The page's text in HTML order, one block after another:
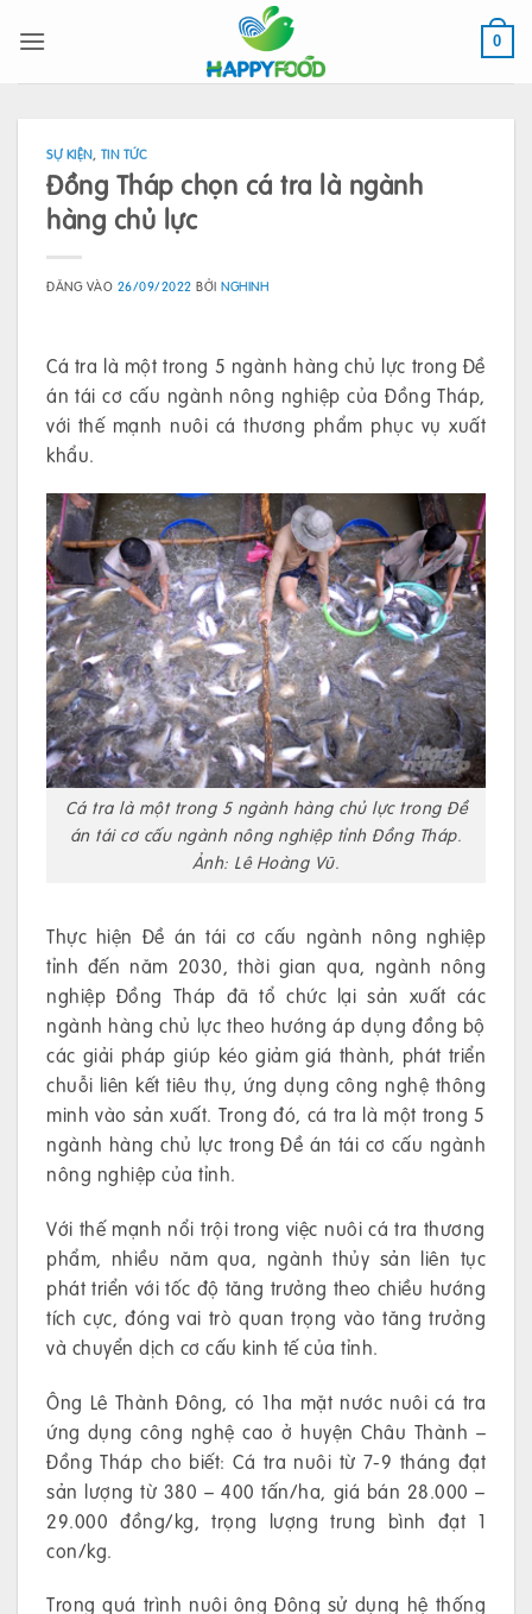
qua
0
SỰ KIỆN, TIN TỨC
Đồng Tháp chọn cá tra là ngành
hàng chủ lực
ĐĂNG VÀO 26/09/2022 BỞINGHINH
Cá tra là một trong 5 ngành hàng chủ lực trong Đề
án tái cơ cấu ngành nông nghiệp của Đồng Tháp,
với thế mạnh nuôi cá thương phẩm phục vụ xuất
khẩu.
Cá tra là một trong 5 ngành hàng chủ lực trong Đề
án tái cơ cấu ngành nông nghiệp tỉnh Đồng Tháp.
Ảnh: Lê Hoàng Vũ.
Thực hiện Đề án tái cơ cấu ngành nông nghiệp
tỉnh đến năm 2030, thời gian qua, ngành nông
nghiệp Đồng Tháp đã tổ chức lại sản xuất các
ngành hàng chủ lực theo hướng áp dụng đồng bộ
các giải pháp giúp kéo giảm giá thành, phát triển
chuỗi liên kết tiêu thụ, ứng dụng công nghệ thông
minh vào sản xuất. Trong đó, cá tra là một trong 5
ngành hàng chủ lực trong Đề án tái cơ cấu ngành
nông nghiệp của tỉnh.
Với thế mạnh nổi trội trong việc nuôi cá tra thương
phẩm, nhiều năm qua, ngành thủy sản liên tục
phát triển với tốc độ tăng trưởng theo chiều hướng
tích cực, đóng vai trò quan trọng vào tăng trưởng
và chuyển dịch cơ cấu kinh tế của tỉnh.
Ông Lê Thành Đông, có 1ha mặt nước nuôi cá tra
ứng dụng công nghệ cao ở huyện Châu Thành –
Đồng Tháp cho biết: Cá tra nuôi từ 7-9 tháng đạt
sản lượng từ 380 – 400 tấn/ha, giá bán 28.000 –
29.000 đồng/kg, trọng lượng trung bình đạt 1
con/kg.
Trong quá trình nuôi ông Đông sử dụng hệ thống